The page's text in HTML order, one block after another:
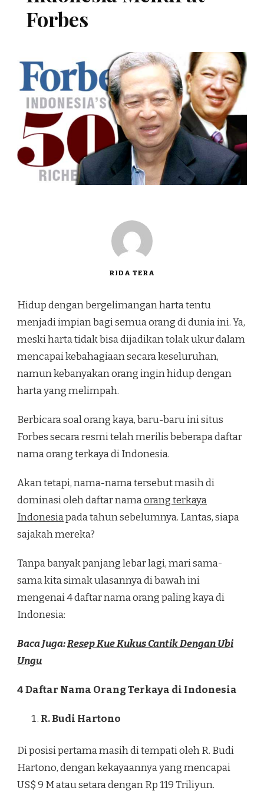
Forbes
RIDA TERA
Hidup dengan bergelimangan harta tentu
menjadi impian bagi semua orang di dunia ini. Ya,
meski harta tidak bisa dijadikan tolak ukur dalam
mencapai kebahagiaan secara keseluruhan,
namun kebanyakan orang ingin hidup dengan
harta yang melimpah.
Berbicara soal orang kaya, baru-baru ini situs
Forbes secara resmi telah merilis beberapa daftar
nama orang terkaya di Indonesia.
Akan tetapi, nama-nama tersebut masih di
dominasi oleh daftar namaorang terkaya
Indonesiapada tahun sebelumnya. Lantas, siapa
sajakah mereka?
Tanpa banyak panjang lebar lagi, mari sama-
sama kita simak ulasannya di bawah ini
mengenai 4 daftar nama orang paling kaya di
Indonesia:
Baca Juga:Resep Kue Kukus Cantik Dengan Ubi
Ungu
4 Daftar Nama Orang Terkaya di Indonesia
R. Budi Hartono
Di posisi pertama masih di tempati oleh R. Budi
Hartono, dengan kekayaannya yang mencapai
US$ 9 M atau setara dengan Rp 119 Triliyun.